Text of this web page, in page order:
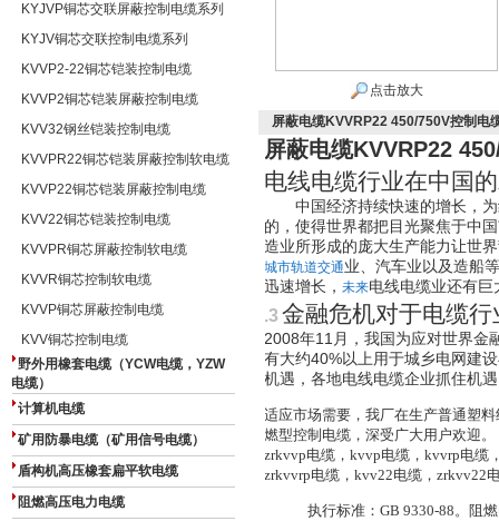
KYJVP铜芯交联屏蔽控制电缆系列
KYJV铜芯交联控制电缆系列
KVVP2-22铜芯铠装控制电缆
KVVP2铜芯铠装屏蔽控制电缆
KVV32钢丝铠装控制电缆
KVVPR22铜芯铠装屏蔽控制软电缆
KVVP22铜芯铠装屏蔽控制电缆
KVV22铜芯铠装控制电缆
KVVPR铜芯屏蔽控制软电缆
KVVR铜芯控制软电缆
KVVP铜芯屏蔽控制电缆
KVV铜芯控制电缆
野外用橡套电缆（YCW电缆，YZW
电缆）
计算机电缆
矿用防暴电缆（矿用信号电缆）
盾构机高压橡套扁平软电缆
阻燃高压电力电缆
点击放大
屏蔽电缆KVVRP22 450/750V控制电
屏蔽电缆KVVRP22
电线电缆行业在中国
中国经济持续快速的增长，为
的，使得世界都把目光聚焦于中
造业所形成的庞大生产能力让世
城市轨道交通业、汽车业以及造船
迅速增长，未来电线电缆业还有
.3 金融危机对于电缆
2008年11月，我国为应对世界金
有大约40%以上用于城乡电网建
机遇，各地电线电缆企业抓住机
适应市场需要，我厂在生产普通塑
燃型控制电缆 ，深受广大用户欢迎
zrkvvp电缆，kvvp电缆，kvvrp电缆
zrkvvrp电缆，kvv22电缆，zrkvv22
执行标准：GB 9330-88。阻燃